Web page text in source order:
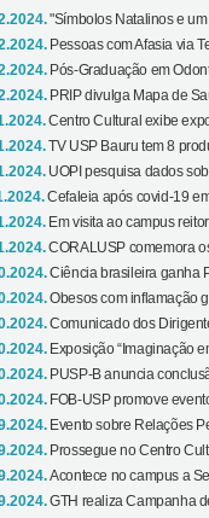
"Símbolos Natalinos e
Pessoas com Afasia via
Pós-Graduação em
PRIP divulga Mapa de
Centro Cultural exibe
TV USP Bauru tem 8
UOPI pesquisa dados
Cefaleia após covid-19
Em visita ao campus
CORALUSP comemora
Ciência brasileira ganha
Obesos com inflamação
Comunicado dos
Exposição “Imaginação
PUSP-B anuncia
FOB-USP promove
Evento sobre Relações
Prossegue no Centro
Acontece no campus a
GTH realiza Campanha